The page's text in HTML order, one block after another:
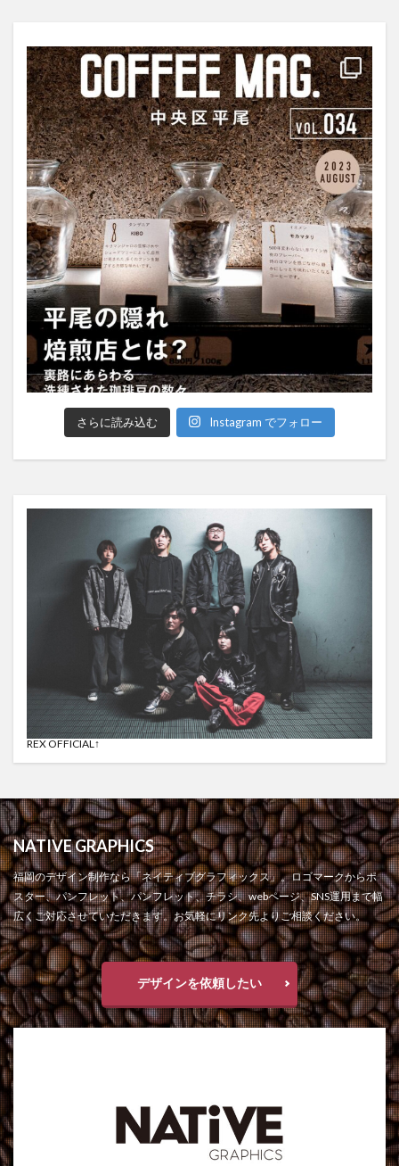
さらに読み込む Instagram でフォロー
REX OFFICIAL↑
NATIVE GRAPHICS
福岡のデザイン制作なら「ネイティブグラフィックス」。ロゴマークからポ
スター、パンフレット、パンフレット、チラシ、webページ、SNS運用まで幅
広くご対応させていただきます。お気軽にリンク先よりご相談ください。
デザインを依頼したい